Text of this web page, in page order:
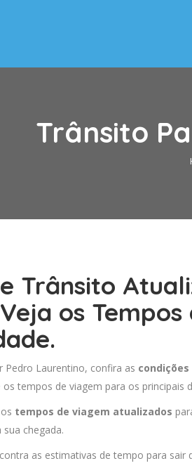
Trânsito
Trânsito
os
Pedro Laurentino, confira as
tempos de viagem para os principais
tempos de viagem atualizados
chegada.
as estimativas de tempo para sair